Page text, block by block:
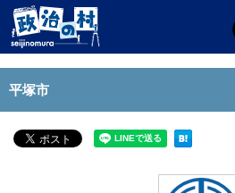
平塚市